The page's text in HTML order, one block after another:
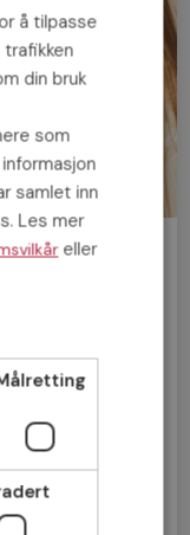
å tilpasse
trafikken
din bruk
som
samlet inn
Les mer
eller